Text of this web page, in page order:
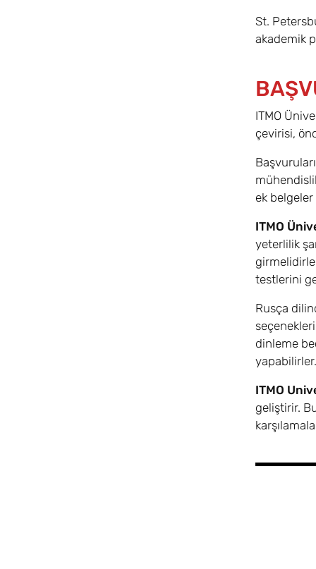
St.
akademik
ITMO
çevirisi,
ek
ITMO
yeterlilik
testlerini
Rusça
dinleme
yapabilirler.
ITMO
geliştirir.